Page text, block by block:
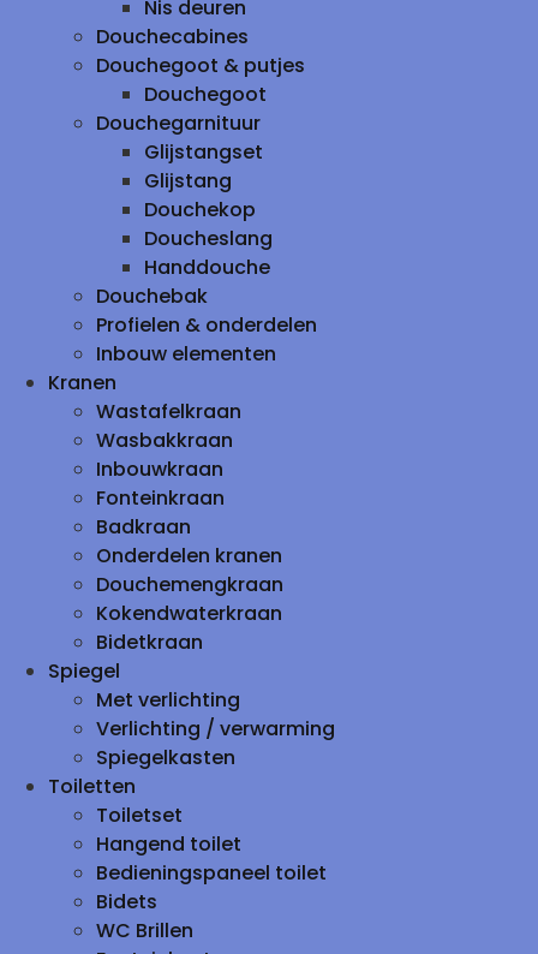
Nis deuren
Douchecabines
Douchegoot & putjes
Douchegoot
Douchegarnituur
Glijstangset
Glijstang
Douchekop
Doucheslang
Handdouche
Douchebak
Profielen & onderdelen
Inbouw elementen
Kranen
Wastafelkraan
Wasbakkraan
Inbouwkraan
Fonteinkraan
Badkraan
Onderdelen kranen
Douchemengkraan
Kokendwaterkraan
Bidetkraan
Spiegel
Met verlichting
Verlichting / verwarming
Spiegelkasten
Toiletten
Toiletset
Hangend toilet
Bedieningspaneel toilet
Bidets
WC Brillen